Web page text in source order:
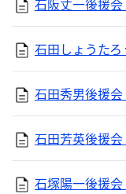
石阪丈一後援会
石田しょうたろ
石田秀男後援会
石田芳英後援会
石塚陽一後援会